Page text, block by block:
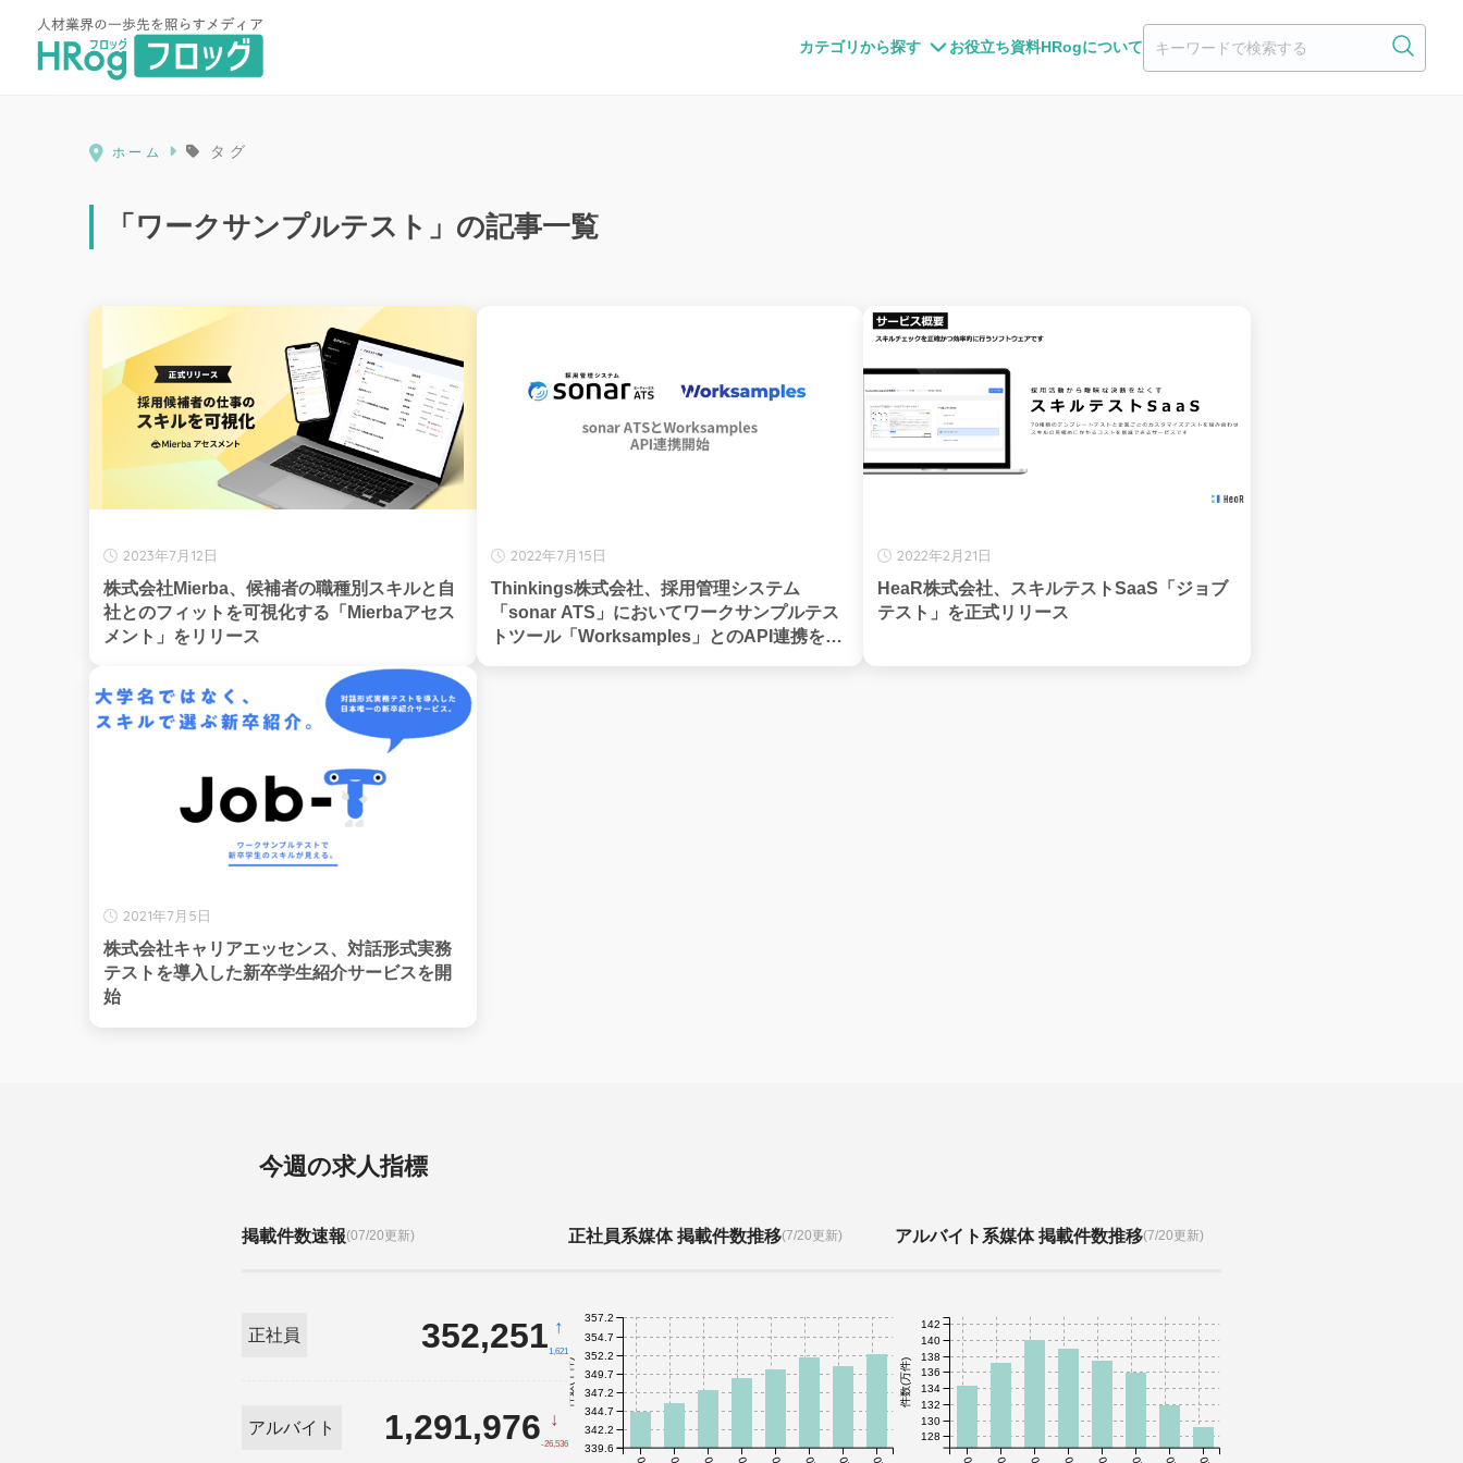
カテゴリから探す お役立ち資料HRogについて
HRog | 人材業界の一歩先を照らすメディア
ホーム タグ
「ワークサンプルテスト」の記事一覧
2023年7月12日
株式会社Mierba、候補者の職種別スキルと自
社とのフィットを可視化する「Mierbaアセス
メント」をリリース
2022年7月15日
Thinkings株式会社、採用管理システム
「sonar ATS」においてワークサンプルテス
トツール「Worksamples」とのAPI連携を開
2022年2月21日
HeaR株式会社、スキルテストSaaS「ジョブ
テスト」を正式リリース
2021年7月5日
株式会社キャリアエッセンス、対話形式実務
テストを導入した新卒学生紹介サービスを開
始
今週の求人指標
掲載件数速報(07/20更新)
正社員 352,251 ↑
1,621
アルバイト 1,291,976 ↓
-26,536
正社員系媒体 掲載件数推移(7/20更新)
件数(千件)
339.6
342.2
344.7
347.2
349.7
352.2
354.7
357.2
アルバイト系媒体 掲載件数推移(7/20更新)
件数(万件)
128
130
132
134
136
138
140
142